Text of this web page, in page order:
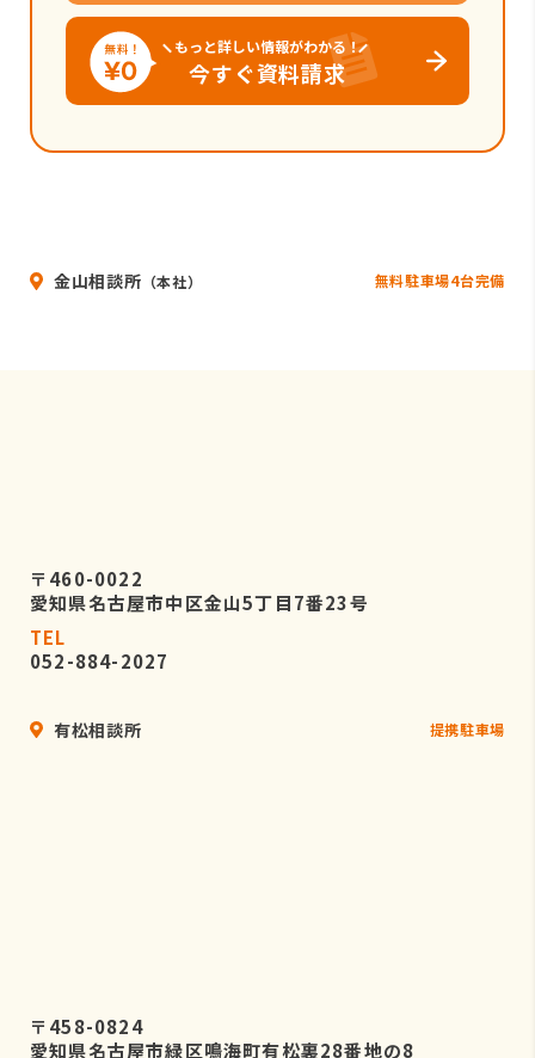
もっと詳しい情報がわかる！
今すぐ資料請求
金山相談所 （本社） 無料駐車場4台完備
〒460-0022
愛知県名古屋市中区金山5丁目7番23号
TEL
052-884-2027
有松相談所 提携駐車場
〒458-0824
愛知県名古屋市緑区鳴海町有松裏28番地の8